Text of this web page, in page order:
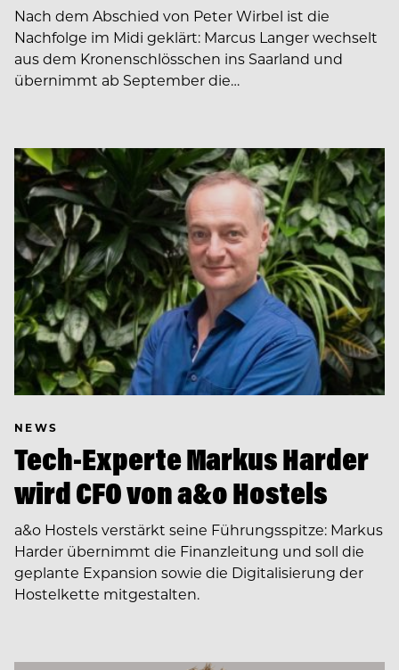
Nach dem Abschied von Peter Wirbel ist die
Nachfolge im Midi geklärt: Marcus Langer wechselt
aus dem Kronenschlösschen ins Saarland und
übernimmt ab September die…
NEWS
Tech-Experte Markus Harder
wird CFO von a&o Hostels
a&o Hostels verstärkt seine Führungsspitze: Markus
Harder übernimmt die Finanzleitung und soll die
geplante Expansion sowie die Digitalisierung der
Hostelkette mitgestalten.